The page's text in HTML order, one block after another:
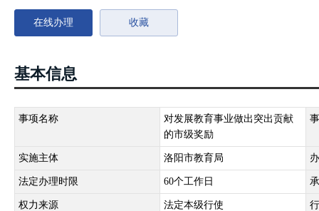
在线办理 收藏
基本信息
事项名称
对发展教育事业做出突出贡献
的市级奖励
实施主体 洛阳市教育局
法定办理时限 60个工作日
权力来源 法定本级行使